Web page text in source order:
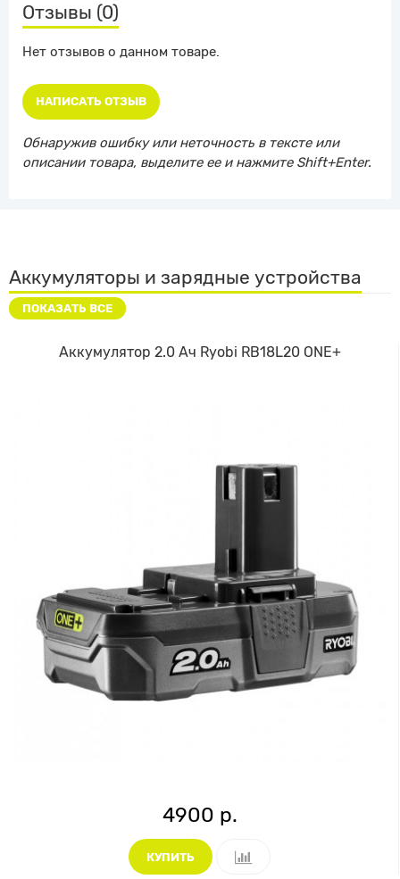
Отзывы (0)
Нет отзывов о данном товаре.
НАПИСАТЬ ОТЗЫВ
Обнаружив ошибку или неточность в тексте или
описании товара, выделите ее и нажмите Shift+Enter.
Аккумуляторы и зарядные устройства
ПОКАЗАТЬ ВСЕ
Аккумулятор 2.0 Ач Ryobi RB18L20 ONE+
4900 р.
КУПИТЬ